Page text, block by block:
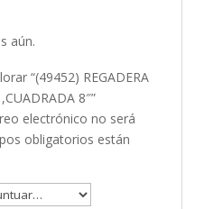
aún.
“(49452) REGADERA
8″”
electrónico no será
obligatorios están